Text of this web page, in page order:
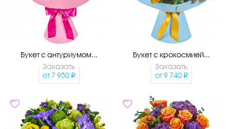
Букет с антуриумом...
Заказать
от 7 950
Букет с крокосмией...
Заказать
от 9 740